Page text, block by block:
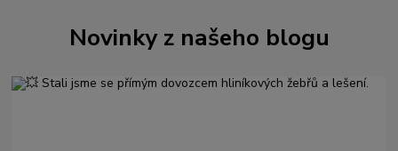
Novinky z našeho blogu